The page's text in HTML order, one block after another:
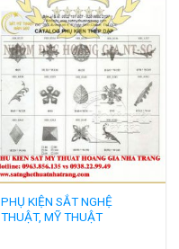
PHỤ KIỆN SẮT NGHỆ
THUẬT, MỸ THUẬT